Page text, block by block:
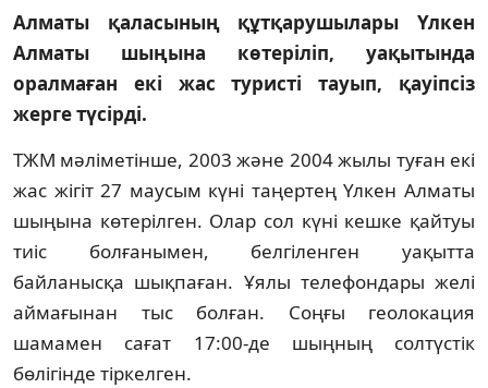
Алматы қаласының құтқарушылары Үлкен
Алматы шыңына көтеріліп, уақытында
оралмаған екі жас туристі тауып, қауіпсіз
жерге түсірді.
ТЖМ мәліметінше, 2003 және 2004 жылы туған екі
жас жігіт 27 маусым күні таңертең Үлкен Алматы
шыңына көтерілген. Олар сол күні кешке қайтуы
тиіс болғанымен, белгіленген уақытта
байланысқа шықпаған. Ұялы телефондары желі
аймағынан тыс болған. Соңғы геолокация
шамамен сағат 17:00-де шыңның солтүстік
бөлігінде тіркелген.